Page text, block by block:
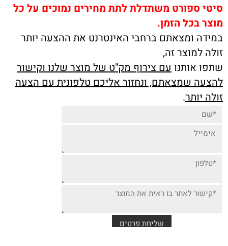
סיטי ספורט משתדלת לתת מחירים נמוכים על כל
מוצר בכל הזמן.
במידה ומצאתם ברחבי האינטרנט את ההצעה יותר
זולה למוצר זה,
שתפו אותנו עם צירוף מק"ט של מוצר שלנו וקישור
להצעה שמצאתם, ונחזור אליכם טלפונית עם הצעה
זולה יותר.